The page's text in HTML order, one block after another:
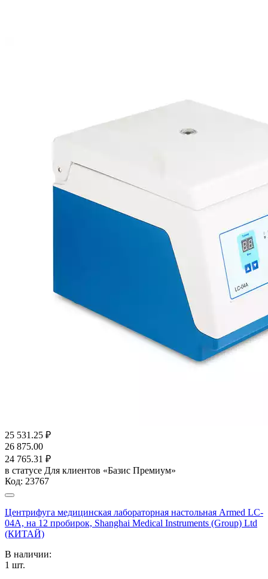
25 531.25 ₽
26 875.00
24 765.31 ₽
в статусе Для клиентов «Базис Премиум»
Код: 23767
Центрифуга медицинская лабораторная настольная Armed LC-
04A, на 12 пробирок, Shanghai Medical Instruments (Group) Ltd
(КИТАЙ)
В наличии:
1 шт.